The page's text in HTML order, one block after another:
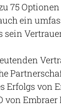
75
ein
sein
Erfolgs von
von Embraer